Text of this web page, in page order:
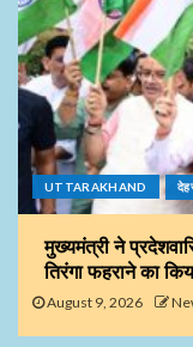
UTTARAKHAND
मुख्यमंत्री ने
तिरंगा फहराने का
August 9, 2026